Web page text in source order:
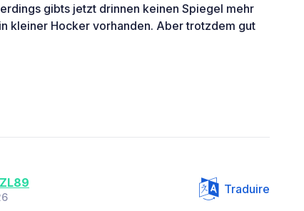
gibts jetzt drinnen keinen Spiegel mehr
kleiner Hocker vorhanden. Aber trotzdem gut
Traduire